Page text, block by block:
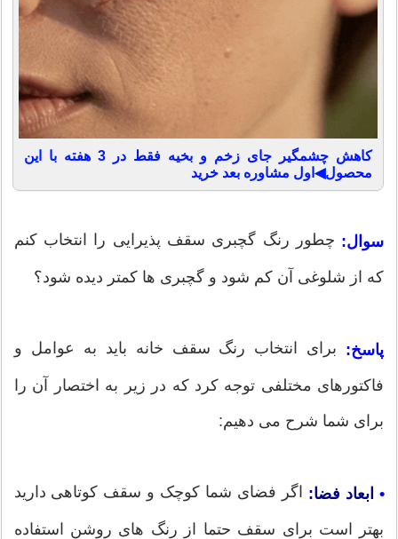
کاهش چشمگیر جای زخم و بخیه فقط در 3 هفته با این
محصول◀اول مشاوره بعد خرید
سوال: چطور رنگ گچبری سقف پذیرایی را انتخاب کنم
که از شلوغی آن کم شود و گچبری ها کمتر دیده شود؟
پاسخ: برای انتخاب رنگ سقف خانه باید به عوامل و
فاکتورهای مختلفی توجه کرد که در زیر به اختصار آن را
برای شما شرح می دهیم:
• ابعاد فضا: اگر فضای شما کوچک و سقف کوتاهی دارید
بهتر است برای سقف حتما از رنگ های روشن استفاده